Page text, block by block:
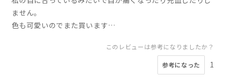
ません。
色も可愛いのでまた買います…
このレビューは参考になりましたか？
参考になった 1